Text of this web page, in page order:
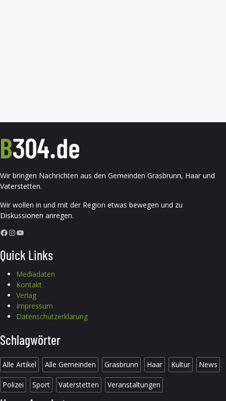
Wir bringen Nachrichten aus den Gemeinden Grasbrunn, Haar und
Vaterstetten.
Wir wollen in und mit der Region etwas bewegen und zu
Diskussionen anregen.
Facebook InstagramYouTube
Quick Links
Mediadaten
Kontakt
Verlag
Impressum
Datenschutzerklärung
Schlagwörter
Alle Artikel Alle Gemeinden Grasbrunn Haar Kultur News
Polizei Sport Vaterstetten Veranstaltungen